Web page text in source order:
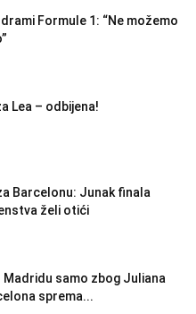
Formule 1: “Ne možemo
Lea – odbijena!
Barcelonu: Junak finala
želi otići
Madridu samo zbog Juliana
sprema...